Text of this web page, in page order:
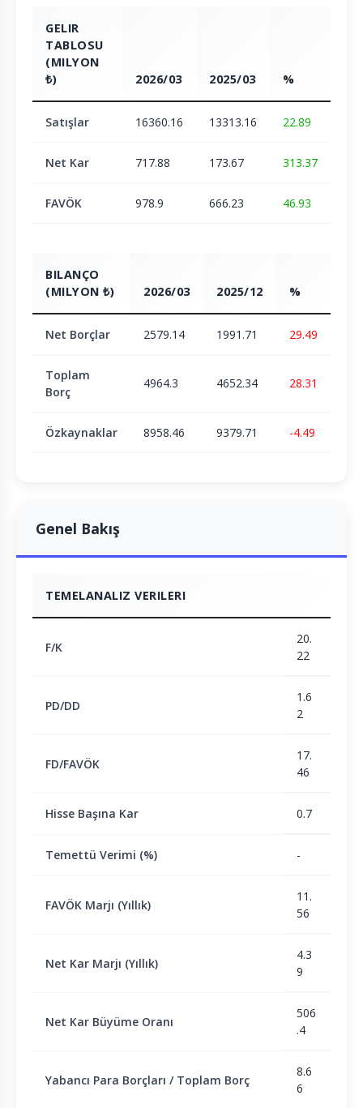
GELIR
TABLOSU
(MILYON
₺)
2026/03 2025/03 %
Satışlar 16360.16 13313.16 22.89
Net Kar 717.88 173.67 313.37
FAVÖK 978.9 666.23 46.93
BILANÇO
(MILYON ₺)
2026/03 2025/12 %
Net Borçlar 2579.14 1991.71 29.49
Toplam
Borç
4964.3 4652.34 28.31
Özkaynaklar 8958.46 9379.71 -4.49
Genel Bakış
TEMELANALIZ VERILERI
F/K
20.
22
PD/DD
1.6
2
FD/FAVÖK
17.
46
Hisse Başına Kar 0.7
Temettü Verimi (%) -
FAVÖK Marjı (Yıllık)
11.
56
Net Kar Marjı (Yıllık)
4.3
9
Net Kar Büyüme Oranı
506
.4
Yabancı Para Borçları / Toplam Borç
8.6
6